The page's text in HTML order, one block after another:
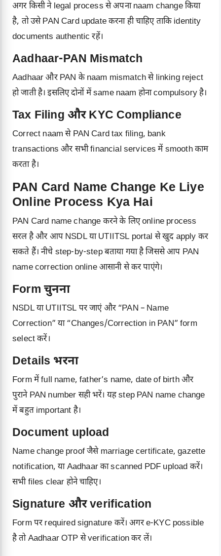
अगर किसी ने legal process से अपना naam change किया
है, तो उसे PAN Card update करना ही चाहिए ताकि identity
documents authentic रहें।
Aadhaar-PAN Mismatch
Aadhaar और PAN के naam mismatch से linking reject
हो जाती है। इसलिए दोनों में same naam होना compulsory है।
Tax Filing और KYC Compliance
Correct naam से PAN Card tax filing, bank
transactions और सभी financial services में smooth काम
करता है।
PAN Card Name Change Ke Liye
Online Process Kya Hai
PAN Card name change करने के लिए online process
सरल है और आप NSDL या UTIITSL portal से खुद apply कर
सकते हैं। नीचे step-by-step बताया गया है जिससे आप PAN
name correction online आसानी से कर पाएंगे।
Form चुनना
NSDL या UTIITSL पर जाएं और “PAN – Name
Correction” या “Changes/Correction in PAN” form
select करें।
Details भरना
Form में full name, father’s name, date of birth और
पुराने PAN number सही भरें। यह step PAN name change
में बहुत important है।
Document upload
Name change proof जैसे marriage certificate, gazette
notification, या Aadhaar का scanned PDF upload करें।
सभी files clear होने चाहिए।
Signature और verification
Form पर required signature करें। अगर e-KYC possible
है तो Aadhaar OTP से verification कर लें।